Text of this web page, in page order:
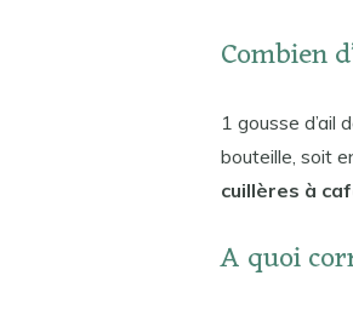
Combien
1 gousse d’ail
bouteille, soit
cuillères à
A quoi